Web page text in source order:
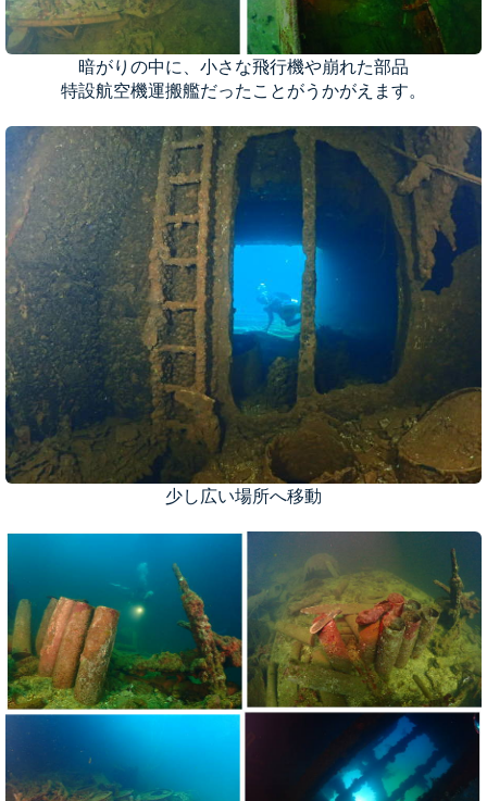
暗がりの中に、小さな飛行機や崩れた部品
特設航空機運搬艦だったことがうかがえます。
少し広い場所へ移動